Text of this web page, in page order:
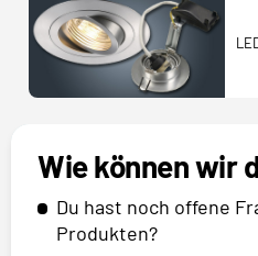
Wie können wir
Du hast noch offene
Produkten?